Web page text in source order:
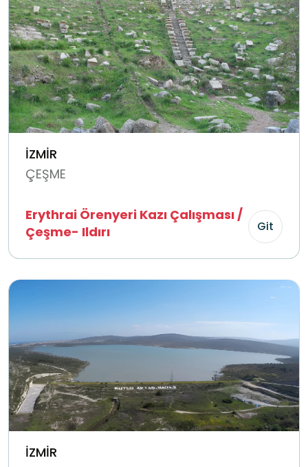
İZMİR
ÇEŞME
Erythrai Örenyeri Kazı Çalışması /
Çeşme- Ildırı
Git
İZMİR